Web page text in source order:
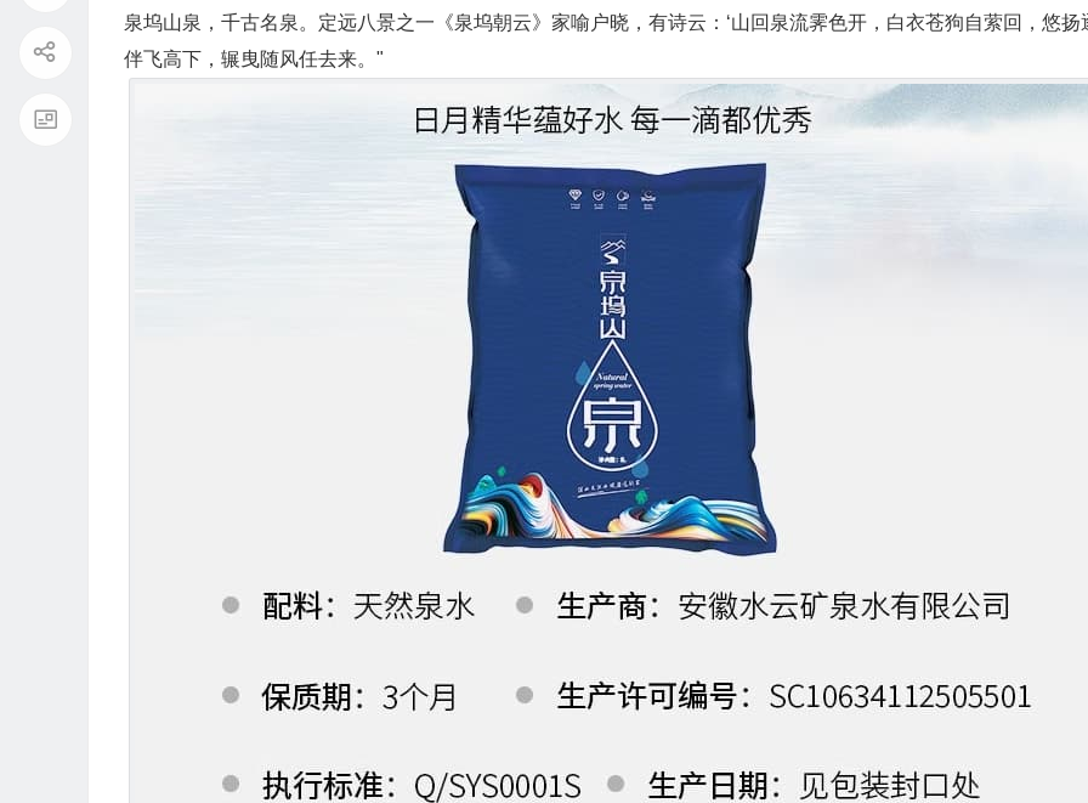
泉坞山泉，千古名泉。定远八景之一《泉坞朝云》家喻户晓，有诗云：‘山回泉流霁色开，白衣苍狗自萦回，悠扬
伴飞高下，辗曳随风任去来。"